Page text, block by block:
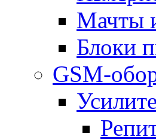
Мачты
Блоки
GSM-